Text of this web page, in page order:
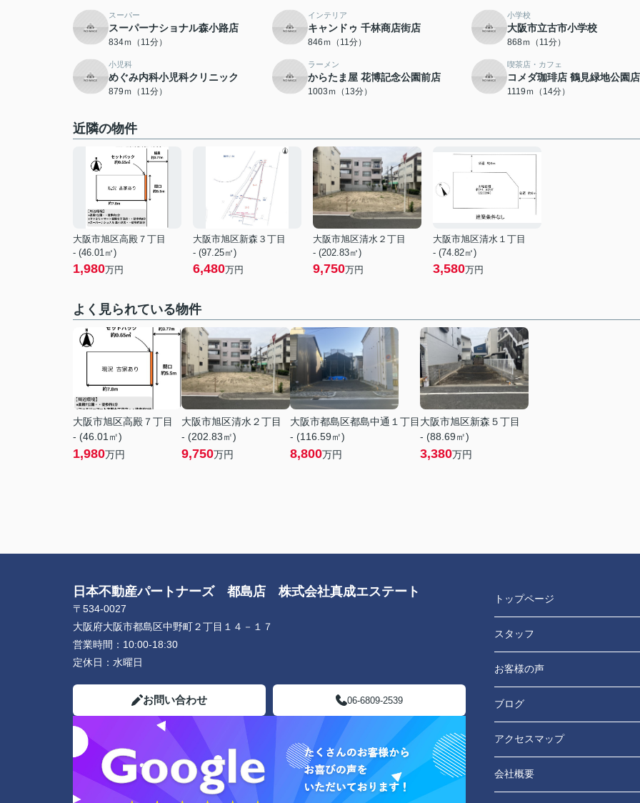
スーパー
スーパーナショナル森小路店
834ｍ（11分）
インテリア
キャンドゥ 千林商店街店
846ｍ（11分）
小学校
大阪市立古市小学校
868ｍ（11分）
小児科
めぐみ内科小児科クリニック
879ｍ（11分）
ラーメン
からたま屋 花博記念公園前店
1003ｍ（13分）
喫茶店・カフェ
コメダ珈琲店 鶴見緑地公園店
1119ｍ（14分）
近隣の物件
大阪市旭区高殿７丁目
- (46.01㎡)
1,980万円
大阪市旭区新森３丁目
- (97.25㎡)
6,480万円
大阪市旭区清水２丁目
- (202.83㎡)
9,750万円
大阪市旭区清水１丁目
- (74.82㎡)
3,580万円
よく見られている物件
大阪市旭区高殿７丁目
- (46.01㎡)
1,980万円
大阪市旭区清水２丁目
- (202.83㎡)
9,750万円
大阪市都島区都島中通１丁目
- (116.59㎡)
8,800万円
大阪市旭区新森５丁目
- (88.69㎡)
3,380万円
日本不動産パートナーズ 都島店 株式会社真成エステート
〒534-0027
大阪府大阪市都島区中野町２丁目１４－１７
営業時間： 10:00-18:30
定休日： 水曜日
お問い合わせ 06-6809-2539
トップページ
スタッフ
お客様の声
ブログ
アクセスマップ
会社概要